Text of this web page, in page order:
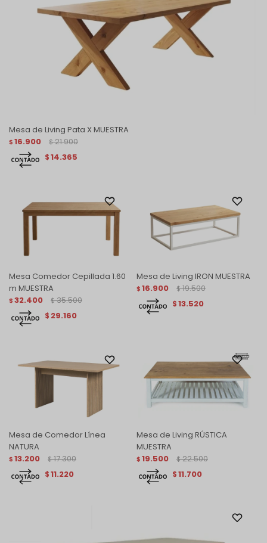
Mesa de Living Pata X MUESTRA
$ 16.900 $ 21.900
$14.365
Mesa Comedor Cepillada 1.60
m MUESTRA
$ 32.400 $ 35.500
$ 29.160
Mesa de Living IRON MUESTRA
$ 16.900 $ 19.500
$13.520
Mesa de Comedor Línea
NATURA
$ 13.200 $ 17.300
$11.220
Mesa de Living RÚSTICA
MUESTRA
$ 19.500 $ 22.500
$11.700